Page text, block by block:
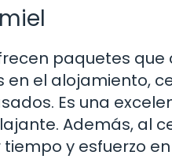
paquetes
en el alojamiento,
Es una
Además, al
y esfuerzo